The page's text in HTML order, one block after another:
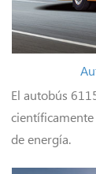
El autobús
de energía.